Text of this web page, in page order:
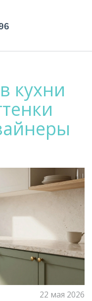
кухни
22 мая 2026